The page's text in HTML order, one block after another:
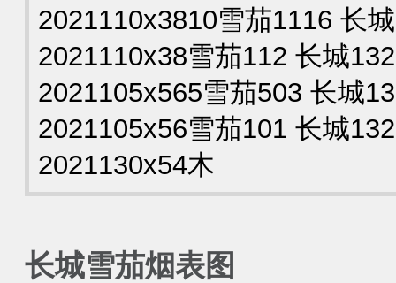
2021110x3810雪茄1116 长
2021110x38雪茄112 长城
2021105x565雪茄503 长城
2021105x56雪茄101 长城
2021130x54木
长城雪茄烟表图